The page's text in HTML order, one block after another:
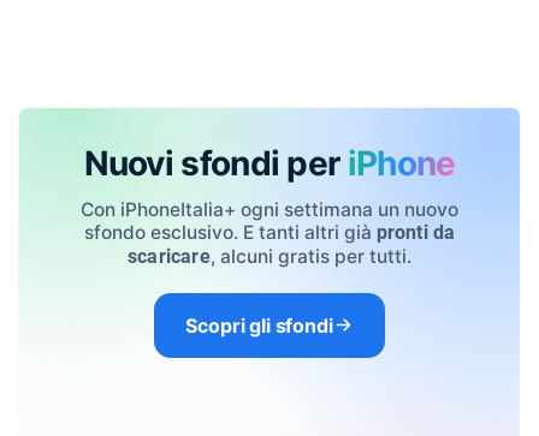
Nuovi sfondi per iPhone
Con iPhoneItalia+ ogni settimana un nuovo
sfondo esclusivo. E tanti altri già pronti da
scaricare, alcuni gratis per tutti.
Scopri gli sfondi